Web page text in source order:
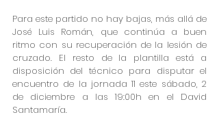
Para este partido no hay bajas, más allá de
José Luis Román, que continúa a buen
ritmo con su recuperación de la lesión de
cruzado. El resto de la plantilla está a
disposición del técnico para disputar el
encuentro de la jornada 11 este sábado, 2
de diciembre a las 19:00h en el David
Santamaría.